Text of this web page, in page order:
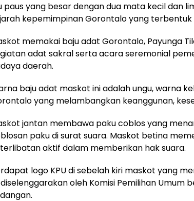
paus yang besar dengan dua mata kecil dan
kepemimpinan Gorontalo yang terbentuk
memakai baju adat Gorontalo, Payunga
adat sakral serta acara seremonial
daerah.
baju adat maskot ini adalah ungu, warna
yang melambangkan keanggunan,
jantan membawa paku coblos yang
paku di surat suara. Maskot betina
aktif dalam memberikan hak suara.
logo KPU di sebelah kiri maskot yang
oleh Komisi Pemilihan